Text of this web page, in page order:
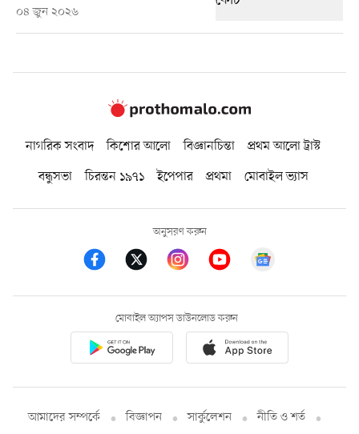
০৪ জুন ২০২৬
নাগরিক সংবাদ কিশোর আলো বিজ্ঞানচিন্তা
প্রথম আলো ট্রাস্ট
বন্ধুসভা
চিরন্তন ১৯৭১ ইপেপার প্রথমা মোবাইল ভ্যাস
অনুসরণ করুন
মোবাইল অ্যাপস ডাউনলোড করুন
আমাদের সম্পর্কে বিজ্ঞাপন সার্কুলেশন নীতি ও শর্ত